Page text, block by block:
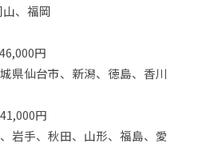
、福岡
円
県仙台市、新潟、徳島、香川
円
岩手、秋田、山形、福島、愛